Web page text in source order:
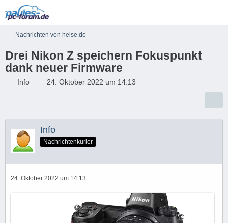
Nachrichten von heise.de
Drei Nikon Z speichern Fokuspunkt
dank neuer Firmware
Info 24. Oktober 2022 um 14:13
Info
Nachrichtenkurier
24. Oktober 2022 um 14:13